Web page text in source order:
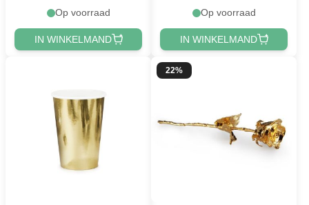
Op voorraad
IN WINKELMAND
Op voorraad
IN WINKELMAND
22%